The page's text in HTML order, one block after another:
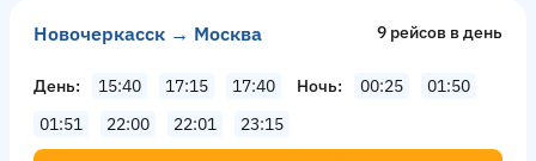
Новочеркасск → Москва 9 рейсов в день
День 15:40 17:15 17:40 Ночь 00:25
01:50
01:51
22:00 22:01 23:15